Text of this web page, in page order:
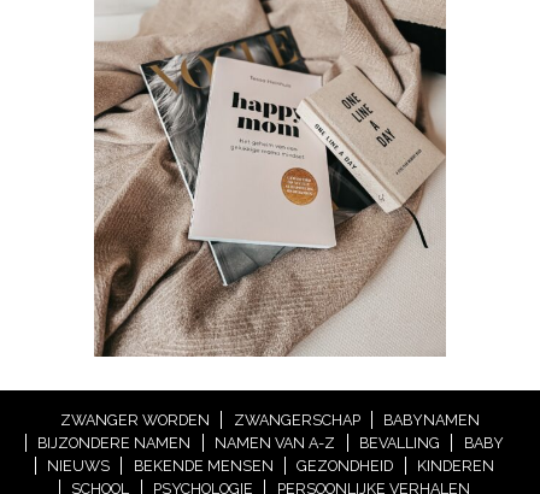
ZWANGER WORDEN ZWANGERSCHAP
BABYNAMEN
BIJZONDERE NAMEN
NAMEN VAN A-Z BEVALLING
BABY
NIEUWS
BEKENDE MENSEN GEZONDHEID
KINDEREN
SCHOOL
PSYCHOLOGIE PERSOONLIJKE VERHALEN